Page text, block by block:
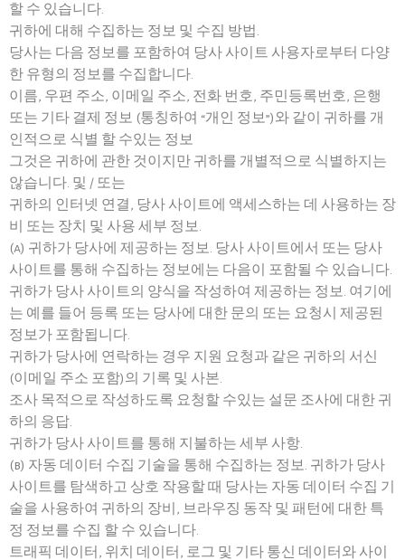
할 수 있습니다.
귀하에 대해 수집하는 정보 및 수집 방법.
당사는 다음 정보를 포함하여 당사 사이트 사용자로부터 다양
한 유형의 정보를 수집합니다.
이름, 우편 주소, 이메일 주소, 전화 번호, 주민등록번호, 은행
또는 기타 결제 정보 (통칭하여 “개인 정보”)와 같이 귀하를 개
인적으로 식별 할 수있는 정보
그것은 귀하에 관한 것이지만 귀하를 개별적으로 식별하지는
않습니다. 및 / 또는
귀하의 인터넷 연결, 당사 사이트에 액세스하는 데 사용하는 장
비 또는 장치 및 사용 세부 정보.
(a) 귀하가 당사에 제공하는 정보. 당사 사이트에서 또는 당사
사이트를 통해 수집하는 정보에는 다음이 포함될 수 있습니다.
귀하가 당사 사이트의 양식을 작성하여 제공하는 정보. 여기에
는 예를 들어 등록 또는 당사에 대한 문의 또는 요청시 제공된
정보가 포함됩니다.
귀하가 당사에 연락하는 경우 지원 요청과 같은 귀하의 서신
(이메일 주소 포함)의 기록 및 사본.
조사 목적으로 작성하도록 요청할 수있는 설문 조사에 대한 귀
하의 응답.
귀하가 당사 사이트를 통해 지불하는 세부 사항.
(b) 자동 데이터 수집 기술을 통해 수집하는 정보. 귀하가 당사
사이트를 탐색하고 상호 작용할 때 당사는 자동 데이터 수집 기
술을 사용하여 귀하의 장비, 브라우징 동작 및 패턴에 대한 특
정 정보를 수집 할 수 있습니다.
트래픽 데이터, 위치 데이터, 로그 및 기타 통신 데이터와 사이